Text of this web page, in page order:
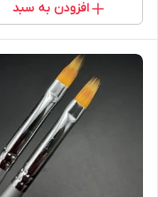
افزودن به سبد